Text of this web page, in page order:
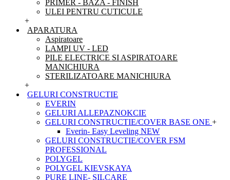
PRIMER - BAZA - FINISH
ULEI PENTRU CUTICULE
+
APARATURA
Aspiratoare
LAMPI UV - LED
PILE ELECTRICE SI ASPIRATOARE
MANICHIURA
STERILIZATOARE MANICHIURA
+
GELURI CONSTRUCTIE
EVERIN
GELURI ALLEPAZNOKCIE
GELURI CONSTRUCTIE/COVER BASE ONE +
Everin- Easy Leveling NEW
GELURI CONSTRUCTIE/COVER FSM
PROFESSIONAL
POLYGEL
POLYGEL KIEVSKAYA
PURE LINE- SILCARE